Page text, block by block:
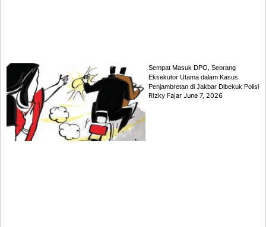
Sempat Masuk DPO, Seorang
Eksekutor Utama dalam Kasus
Penjambretan di Jakbar Dibekuk Polisi
Rizky FajarJune 7, 2026